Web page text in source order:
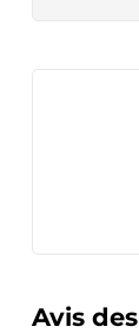
Avis